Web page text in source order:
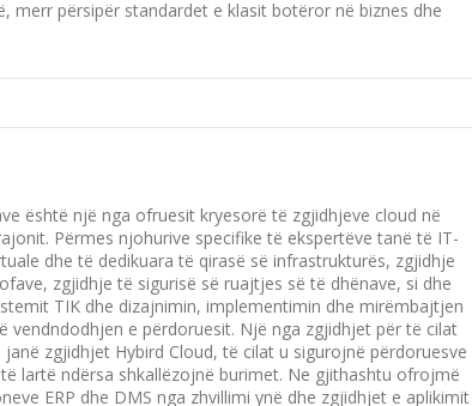
merr përsipër standardet e klasit botëror në biznes dhe
është një nga ofruesit kryesorë të zgjidhjeve cloud në
Përmes njohurive specifike të ekspertëve tanë të IT-
dhe të dedikuara të qirasë së infrastrukturës, zgjidhje
zgjidhje të sigurisë së ruajtjes së të dhënave, si dhe
TIK dhe dizajnimin, implementimin dhe mirëmbajtjen
vendndodhjen e përdoruesit. Një nga zgjidhjet për të cilat
zgjidhjet Hybird Cloud, të cilat u sigurojnë përdoruesve
lartë ndërsa shkallëzojnë burimet. Ne gjithashtu ofrojmë
ERP dhe DMS nga zhvillimi ynë dhe zgjidhjet e aplikimit